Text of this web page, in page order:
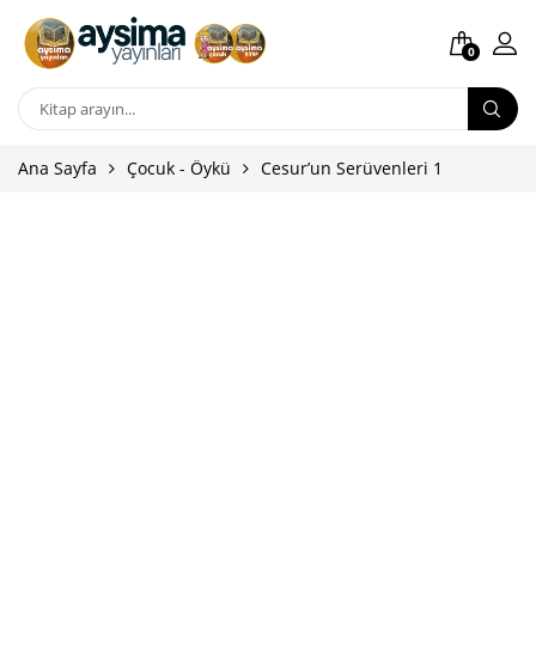
0
Ana Sayfa Çocuk - Öykü Cesur’un Serüvenleri 1